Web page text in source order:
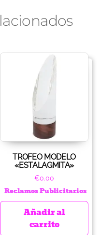
TROFEO MODELO
«ESTALAGMITA»
€0.00
Reclamos Publicitarios
Añadir al
carrito